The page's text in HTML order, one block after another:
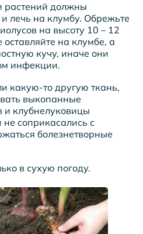
растений должны
лечь на клумбу. Обрежьте
на высоту 10 – 12
на клумбе, а
кучу, иначе они
инфекции.
какую-то другую ткань,
выкопанные
и клубнелуковицы
не соприкасались с
болезнетворные
в сухую погоду.